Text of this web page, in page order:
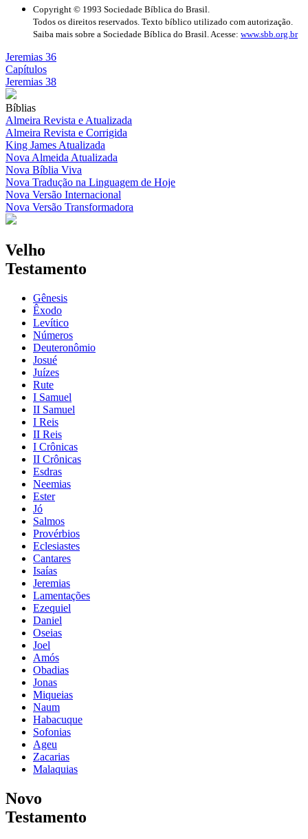
Copyright © 1993 Sociedade Bíblica do Brasil.
Todos os direitos reservados. Texto bíblico utilizado com autorização.
Saiba mais sobre a Sociedade Bíblica do Brasil. Acesse: www.sbb.org.br
Jeremias 36
Capítulos
Jeremias 38
Bíblias
Almeira Revista e Atualizada
Almeira Revista e Corrigida
King James Atualizada
Nova Almeida Atualizada
Nova Bíblia Viva
Nova Tradução na Linguagem de Hoje
Nova Versão Internacional
Nova Versão Transformadora
Velho
Testamento
Gênesis
Êxodo
Levítico
Números
Deuteronômio
Josué
Juízes
Rute
I Samuel
II Samuel
I Reis
II Reis
I Crônicas
II Crônicas
Esdras
Neemias
Ester
Jó
Salmos
Provérbios
Eclesiastes
Cantares
Isaías
Jeremias
Lamentações
Ezequiel
Daniel
Oseias
Joel
Amós
Obadias
Jonas
Miqueias
Naum
Habacuque
Sofonias
Ageu
Zacarias
Malaquias
Novo
Testamento